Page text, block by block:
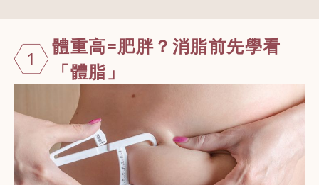
1
體重高=肥胖？消脂前先學看
「體脂」